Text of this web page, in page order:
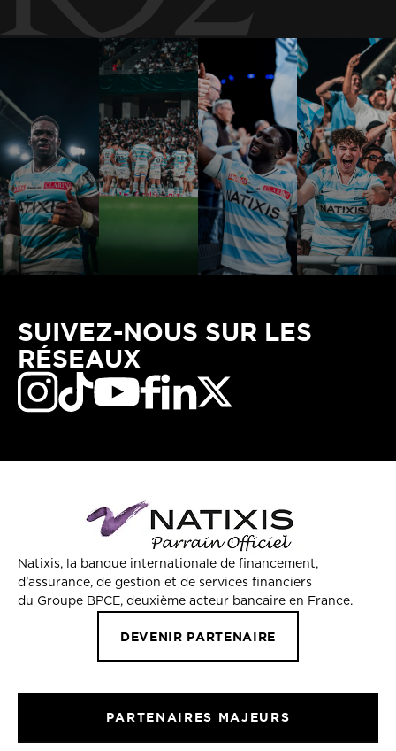
SUIVEZ-NOUS SUR LES
RÉSEAUX
Natixis, la banque internationale de financement,
d’assurance, de gestion et de services financiers
du Groupe BPCE, deuxième acteur bancaire en France.
DEVENIR PARTENAIRE
PARTENAIRES MAJEURS